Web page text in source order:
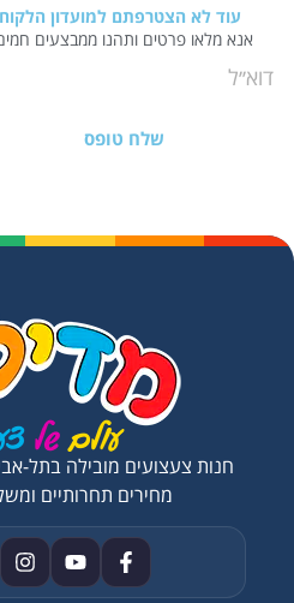
עוד לא הצטרפתם למועדון
אנא מלאו פרטים ותהנו ממבצעים
שלח טופס
חנות צעצועים מובילה בתל-
מחירים תחרותיים